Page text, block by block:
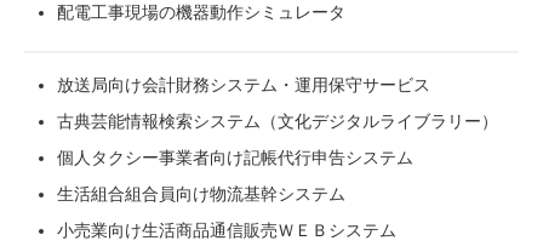
配電工事現場の機器動作シミュレータ
放送局向け会計財務システム・運用保守サービス
古典芸能情報検索システム（文化デジタルライブラリー）
個人タクシー事業者向け記帳代行申告システム
生活組合組合員向け物流基幹システム
小売業向け生活商品通信販売ＷＥＢシステム